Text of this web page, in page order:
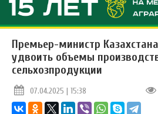
Премьер-министр
удвоить объемы
сельхозпродукции
07.04.2025 | 15:38